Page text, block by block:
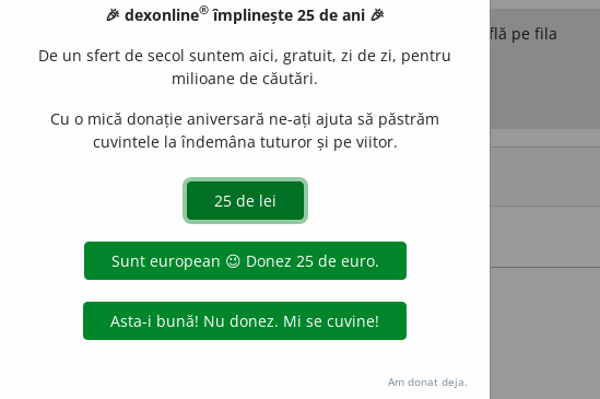
sunt compilate de echipa dexonline. Definițiile originale se află pe fila
reordona filele pe pagina depreferințe.
surse
🎉 dexonline® împlinește 25 de ani 🎉
De un sfert de secol suntem aici, gratuit, zi de zi, pentru
milioane de căutări.
Cu o mică donație aniversară ne-ați ajuta să păstrăm
cuvintele la îndemâna tuturor și pe viitor.
Am donat deja.